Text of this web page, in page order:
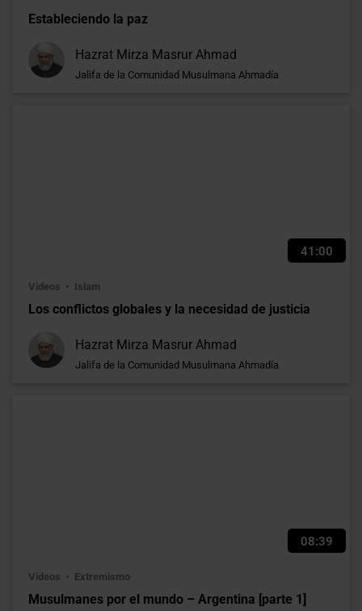
Estableciendo la paz
Hazrat Mirza Masrur Ahmad
Jalifa de la Comunidad Musulmana Ahmadía
41:00
Videos Islam
Los conflictos globales y la necesidad de justicia
Hazrat Mirza Masrur Ahmad
Jalifa de la Comunidad Musulmana Ahmadía
08:39
Videos Extremismo
Musulmanes por el mundo – Argentina [parte 1]